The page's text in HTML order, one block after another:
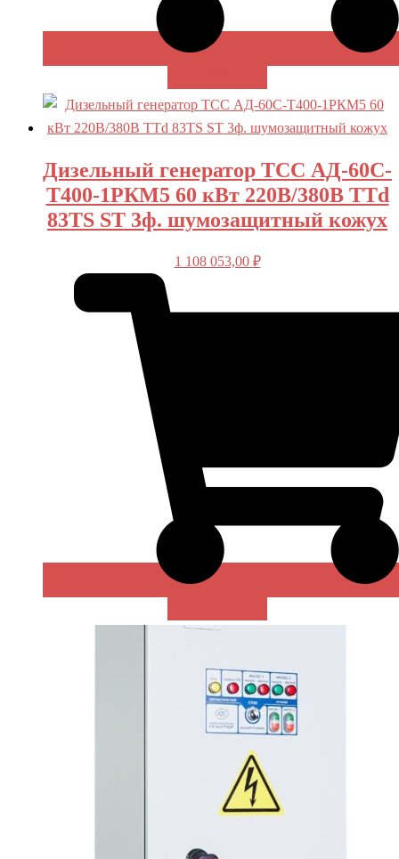
Дизельный генератор ТСС АД-60С-
Т400-1РКМ5 60 кВт 220В/380В TTd
83TS ST 3ф. шумозащитный кожух
1 108 053,00 ₽